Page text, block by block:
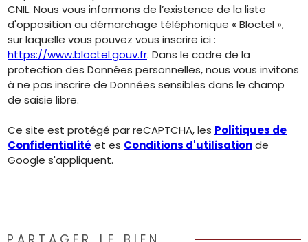
CNIL. Nous vous informons de l’existence de la liste
d'opposition au démarchage téléphonique « Bloctel »,
sur laquelle vous pouvez vous inscrire ici :
https://www.bloctel.gouv.fr. Dans le cadre de la
protection des Données personnelles, nous vous invitons
à ne pas inscrire de Données sensibles dans le champ
de saisie libre.
Ce site est protégé par reCAPTCHA, les Politiques de
Confidentialité et es Conditions d'utilisationde
Google s'appliquent.